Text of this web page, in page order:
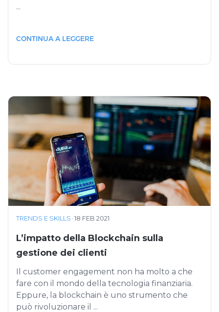
...
CONTINUA A LEGGERE
TRENDS E SKILLS ·18 FEB 2021
L’impatto della Blockchain sulla
gestione dei clienti
Il customer engagement non ha molto a che
fare con il mondo della tecnologia finanziaria.
Eppure, la blockchain è uno strumento che
può rivoluzionare il ...